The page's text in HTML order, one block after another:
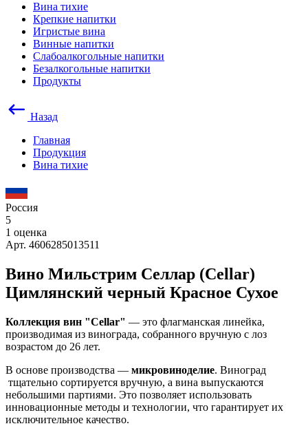
Вина тихие
Крепкие напитки
Игристые вина
Винные напитки
Слабоалкогольные напитки
Безалкогольные напитки
Продукты
Назад
Главная
Продукция
Вина тихие
Россия
5
1 оценка
Арт. 4606285013511
Вино Мильстрим Селлар (Cellar)
Цимлянский черный Красное Сухое
Коллекция вин "Cellar" — это флагманская линейка,
производимая из винограда, собранного вручную с лоз
возрастом до 26 лет.
В основе производства — микровиноделие. Виноград
тщательно сортируется вручную, а вина выпускаются
небольшими партиями. Это позволяет использовать
инновационные методы и технологии, что гарантирует их
исключительное качество.